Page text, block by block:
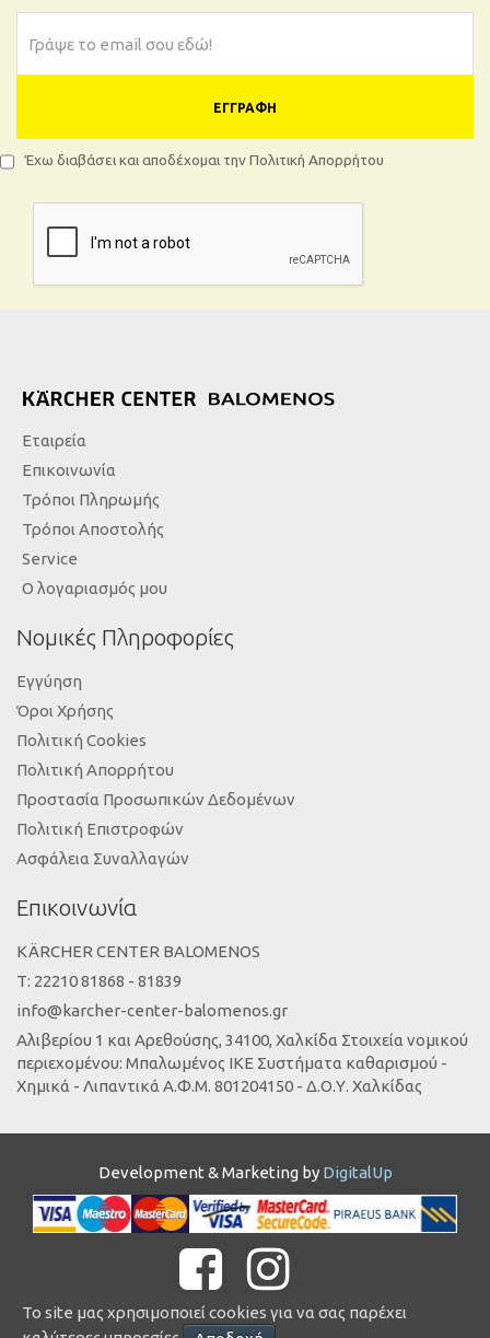
ΕΓΓΡΑΦΉ
Έχω διαβάσει και αποδέχομαι την Πολιτική Απορρήτου
Εταιρεία
Επικοινωνία
Τρόποι Πληρωμής
Τρόποι Αποστολής
Service
Ο λογαριασμός μου
Νομικές Πληροφορίες
Εγγύηση
Όροι Χρήσης
Πολιτική Cookies
Πολιτική Απορρήτου
Προστασία Προσωπικών Δεδομένων
Πολιτική Επιστροφών
Ασφάλεια Συναλλαγών
Επικοινωνία
KÄRCHER CENTER BALOMENOS
Τ: 22210 81868 - 81839
info@karcher-center-balomenos.gr
Αλιβερίου 1 και Αρεθούσης, 34100, Χαλκίδα Στοιχεία νομικού
περιεχομένου: Μπαλωμένος ΙΚΕ Συστήματα καθαρισμού -
Χημικά - Λιπαντικά Α.Φ.Μ. 801204150 - Δ.Ο.Υ. Χαλκίδας
Development & Marketing by DigitalUp
Το site μας χρησιμοποιεί cookies για να σας παρέχει